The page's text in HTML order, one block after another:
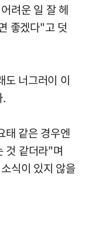
려운 일 잘 헤
좋겠다"고 덧
도 너그러이 이
.
태 같은 경우엔
것 같더라"며
식이 있지 않을